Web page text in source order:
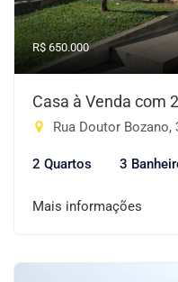
R$ 650.000
Casa à Venda com
Rua Doutor Bozano,
2 Quartos 3
Mais informações